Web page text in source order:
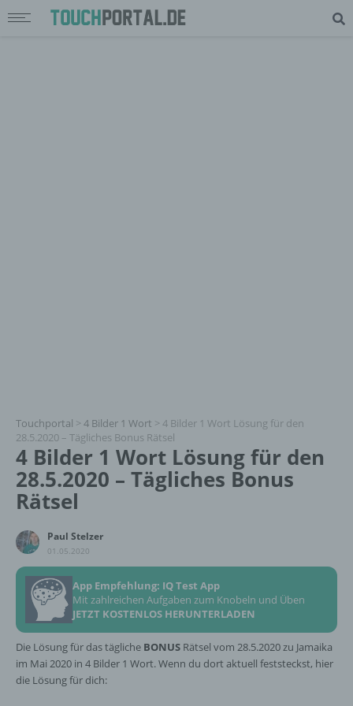
Touchportal > 4 Bilder 1 Wort > 4 Bilder 1 Wort Lösung für den
28.5.2020 – Tägliches Bonus Rätsel
4 Bilder 1 Wort Lösung für den
28.5.2020 – Tägliches Bonus
Rätsel
Paul Stelzer
01.05.2020
App Empfehlung: IQ Test App
Mit zahlreichen Aufgaben zum Knobeln und Üben
JETZT KOSTENLOS HERUNTERLADEN
Die Lösung für das tägliche BONUS Rätsel vom 28.5.2020 zu Jamaika
im Mai 2020 in 4 Bilder 1 Wort. Wenn du dort aktuell feststeckst, hier
die Lösung für dich: